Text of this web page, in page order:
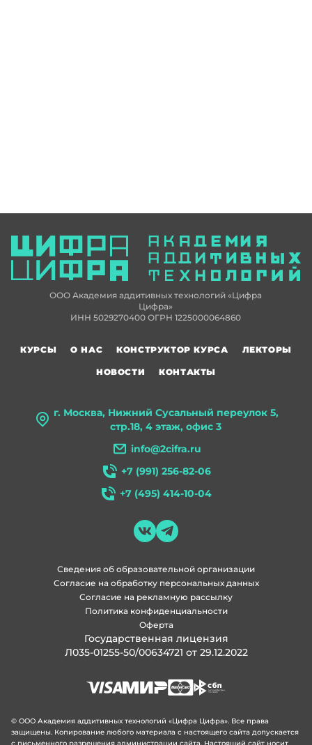
ООО Академия аддитивных технологий «Цифра
Цифра»
ИНН 5029270400 ОГРН 1225000064860
г. Москва, Нижний Сусальный переулок 5,
стр.18, 4 этаж, офис 3
info@2cifra.ru
+7 (991) 256-82-06
+7 (495) 414-10-04
КУРСЫ О НАС КОНСТРУКТОР КУРСА
ЛЕКТОРЫ
НОВОСТИ
КОНТАКТЫ
Политика конфиденциальности
Согласие на рекламную рассылку
Согласие на обработку персональных данных
Сведения об образовательной организации
Оферта
Государственная лицензия
Л035-01255-50/00634721 от 29.12.2022
© ООО Академия аддитивных технологий «Цифра Цифра». Все права
защищены. Копирование любого материала с настоящего сайта допускается
с письменного разрешения администрации сайта. Настоящий сайт носит